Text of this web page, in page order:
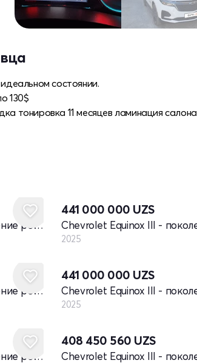
состоянии.
130$
тонировка 11 месяцев ламинация салона
Chevrolet Equinox III - поколение рестайлинг
441 000 000 UZS
2025
Chevrolet Equinox III - поколение рестайлинг
441 000 000 UZS
2025
Chevrolet Equinox III - поколение рестайлинг
408 450 560 UZS